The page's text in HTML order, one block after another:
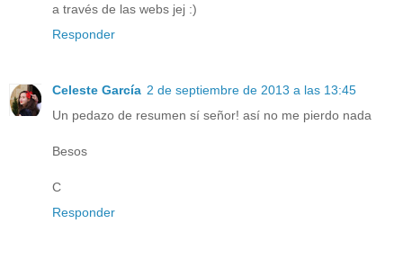
a través de las webs jej :)
Responder
Celeste García 2 de septiembre de 2013 a las 13:45
Un pedazo de resumen sí señor! así no me pierdo nada
Besos
C
Responder